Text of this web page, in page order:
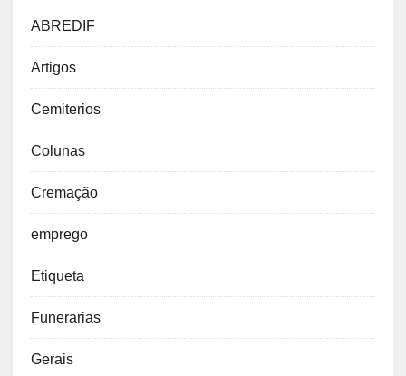
ABREDIF
Artigos
Cemiterios
Colunas
Cremação
emprego
Etiqueta
Funerarias
Gerais